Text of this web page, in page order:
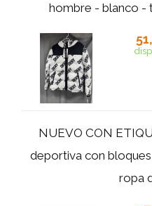
hombre - blanco -
NUEVO CON
deportiva con
ropa